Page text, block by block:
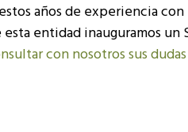
años de experiencia
entidad inauguramos
con nosotros sus